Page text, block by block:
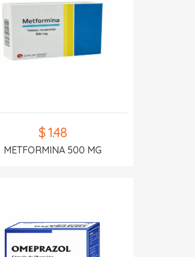
$ 1.48
METFORMINA 500 MG